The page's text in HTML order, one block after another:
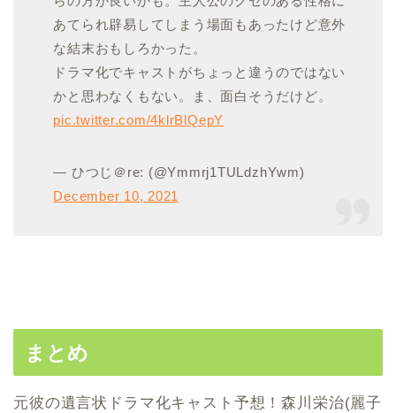
あてられ辟易してしまう場面もあったけど意外
な結末おもしろかった。
ドラマ化でキャストがちょっと違うのではない
かと思わなくもない。ま、面白そうだけど。
pic.twitter.com/4klrBlQepY
— ひつじ＠re: (@Ymmrj1TULdzhYwm)
December 10, 2021
まとめ
元彼の遺言状ドラマ化キャスト予想！森川栄治(麗子